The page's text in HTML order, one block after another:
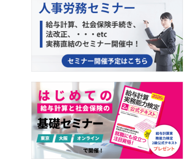
〒101-0062 東京都千代田区神田駿